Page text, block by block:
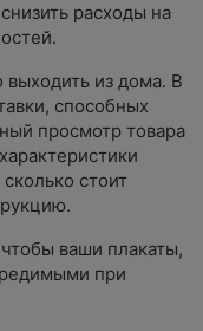
расходы на
выходить из дома. В
способных
просмотр товара
стоит
ваши плакаты,
при